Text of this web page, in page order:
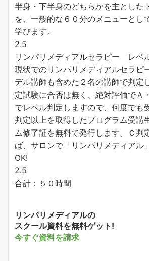
半身・下半身のどちらかを主とした
を、一般的な６０分のメニューとし
学びます。
2.5
リンパリメディアルセラピー レベ
現状でのリンパリメディアルセラピ
デル講師も含めた２名の講師で判定
定試験に合否は無く、絶対評価でＡ
でレベル判定しますので、何度でも
判定以上を取得したプログラム受講
ム修了証を無料で発行します。Ｃ判
ば、サロンで「リンパリメディアル
OK!
2.5
合計：５０時間
リンパリメディアルの
スクール資料を無料ゲット!
今すぐ資料を請求